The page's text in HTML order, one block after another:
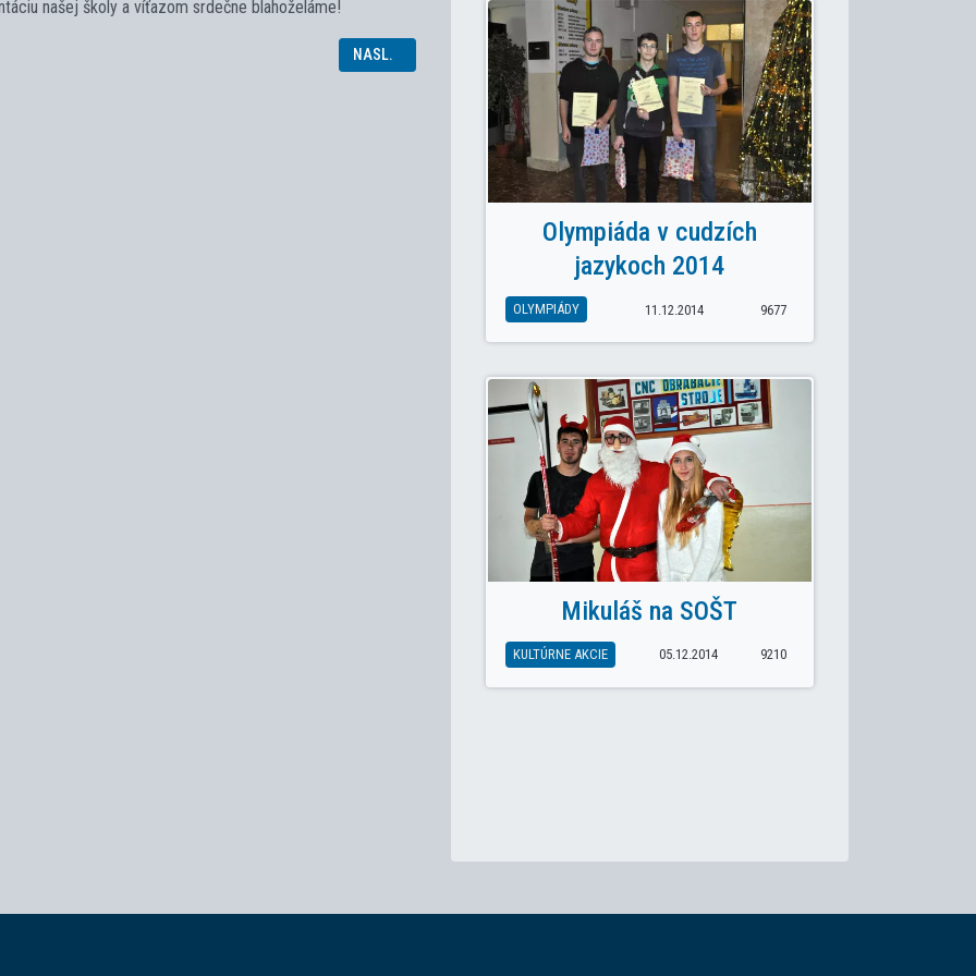
našej školy a víťazom srdečne blahoželáme!
NASLEDUJÚCI ČLÁNOK: SÚŤAŽ - MEĎ 2019
NASL.
Olympiáda v cudzích
jazykoch 2014
OLYMPIÁDY 11.12.2014 9677
Mikuláš na SOŠT
KULTÚRNE AKCIE 05.12.2014 9210